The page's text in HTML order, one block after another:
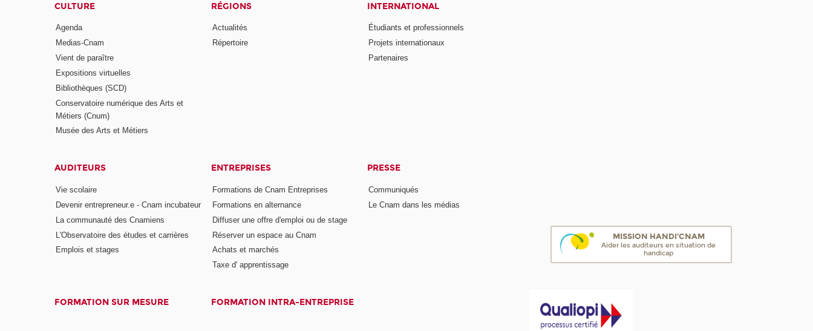
CULTURE
Agenda
Medias-Cnam
Vient de paraître
Expositions virtuelles
Bibliothèques (SCD)
Conservatoire numérique des Arts et
Métiers (Cnum)
Musée des Arts et Métiers
RÉGIONS
Actualités
Répertoire
INTERNATIONAL
Étudiants et professionnels
Projets internationaux
Partenaires
AUDITEURS
Vie scolaire
Devenir entrepreneur.e - Cnam incubateur
La communauté des Cnamiens
L'Observatoire des études et carrières
Emplois et stages
ENTREPRISES
Formations de Cnam Entreprises
Formations en alternance
Diffuser une offre d'emploi ou de stage
Réserver un espace au Cnam
Achats et marchés
Taxe d' apprentissage
PRESSE
Communiqués
Le Cnam dans les médias
FORMATION SUR MESURE FORMATION INTRA-ENTREPRISE
MISSION HANDI'CNAM
Aider les auditeurs en situation de
handicap